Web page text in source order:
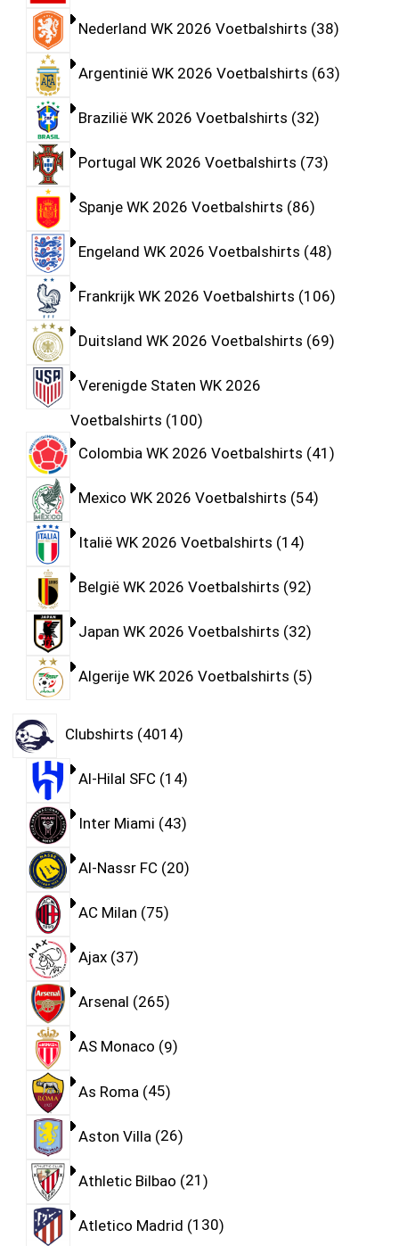
Nederland WK 2026 Voetbalshirts 38
Argentinië WK 2026 Voetbalshirts 63
Brazilië WK 2026 Voetbalshirts 32
Portugal WK 2026 Voetbalshirts 73
Spanje WK 2026 Voetbalshirts 86
Engeland WK 2026 Voetbalshirts 48
Frankrijk WK 2026 Voetbalshirts 106
Duitsland WK 2026 Voetbalshirts 69
Verenigde Staten WK 2026
Voetbalshirts 100
Colombia WK 2026 Voetbalshirts 41
Mexico WK 2026 Voetbalshirts 54
Italië WK 2026 Voetbalshirts 14
België WK 2026 Voetbalshirts 92
Japan WK 2026 Voetbalshirts 32
Algerije WK 2026 Voetbalshirts 5
Clubshirts 4014
Al-Hilal SFC 14
Inter Miami 43
Al-Nassr FC 20
AC Milan 75
Ajax 37
Arsenal 265
AS Monaco 9
As Roma 45
Aston Villa 26
Athletic Bilbao 21
Atletico Madrid 130